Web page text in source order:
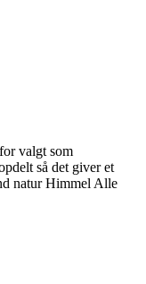
valgt som
så det giver et
natur Himmel Alle